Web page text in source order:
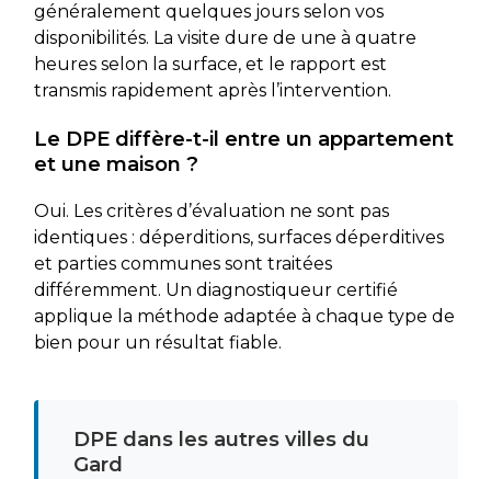
généralement quelques jours selon vos
disponibilités. La visite dure de une à quatre
heures selon la surface, et le rapport est
transmis rapidement après l’intervention.
Le DPE diffère-t-il entre un appartement
et une maison ?
Oui. Les critères d’évaluation ne sont pas
identiques : déperditions, surfaces déperditives
et parties communes sont traitées
différemment. Un diagnostiqueur certifié
applique la méthode adaptée à chaque type de
bien pour un résultat fiable.
DPE dans les autres villes du
Gard